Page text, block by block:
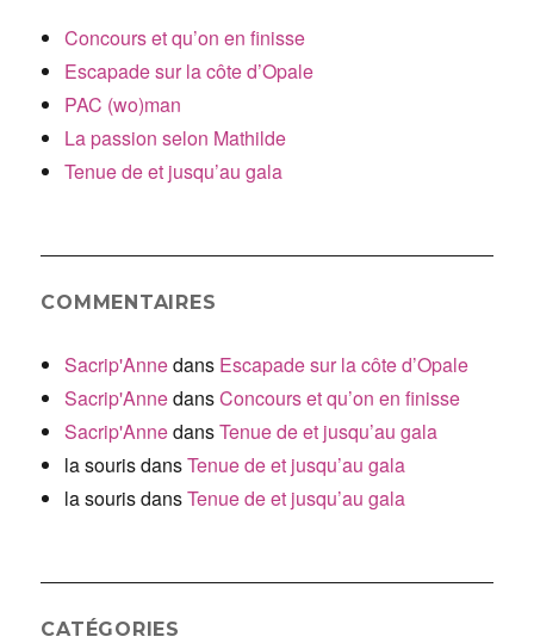
Concours et qu’on en finisse
Escapade sur la côte d’Opale
PAC (wo)man
La passion selon Mathilde
Tenue de et jusqu’au gala
COMMENTAIRES
Sacrip'Annedans Escapade sur la côte d’Opale
Sacrip'AnnedansConcours et qu’on en finisse
Sacrip'AnnedansTenue de et jusqu’au gala
la sourisdansTenue de et jusqu’au gala
la sourisdansTenue de et jusqu’au gala
CATÉGORIES